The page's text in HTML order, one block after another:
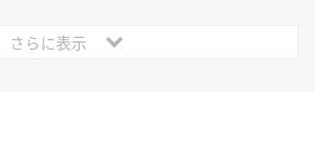
さらに表示